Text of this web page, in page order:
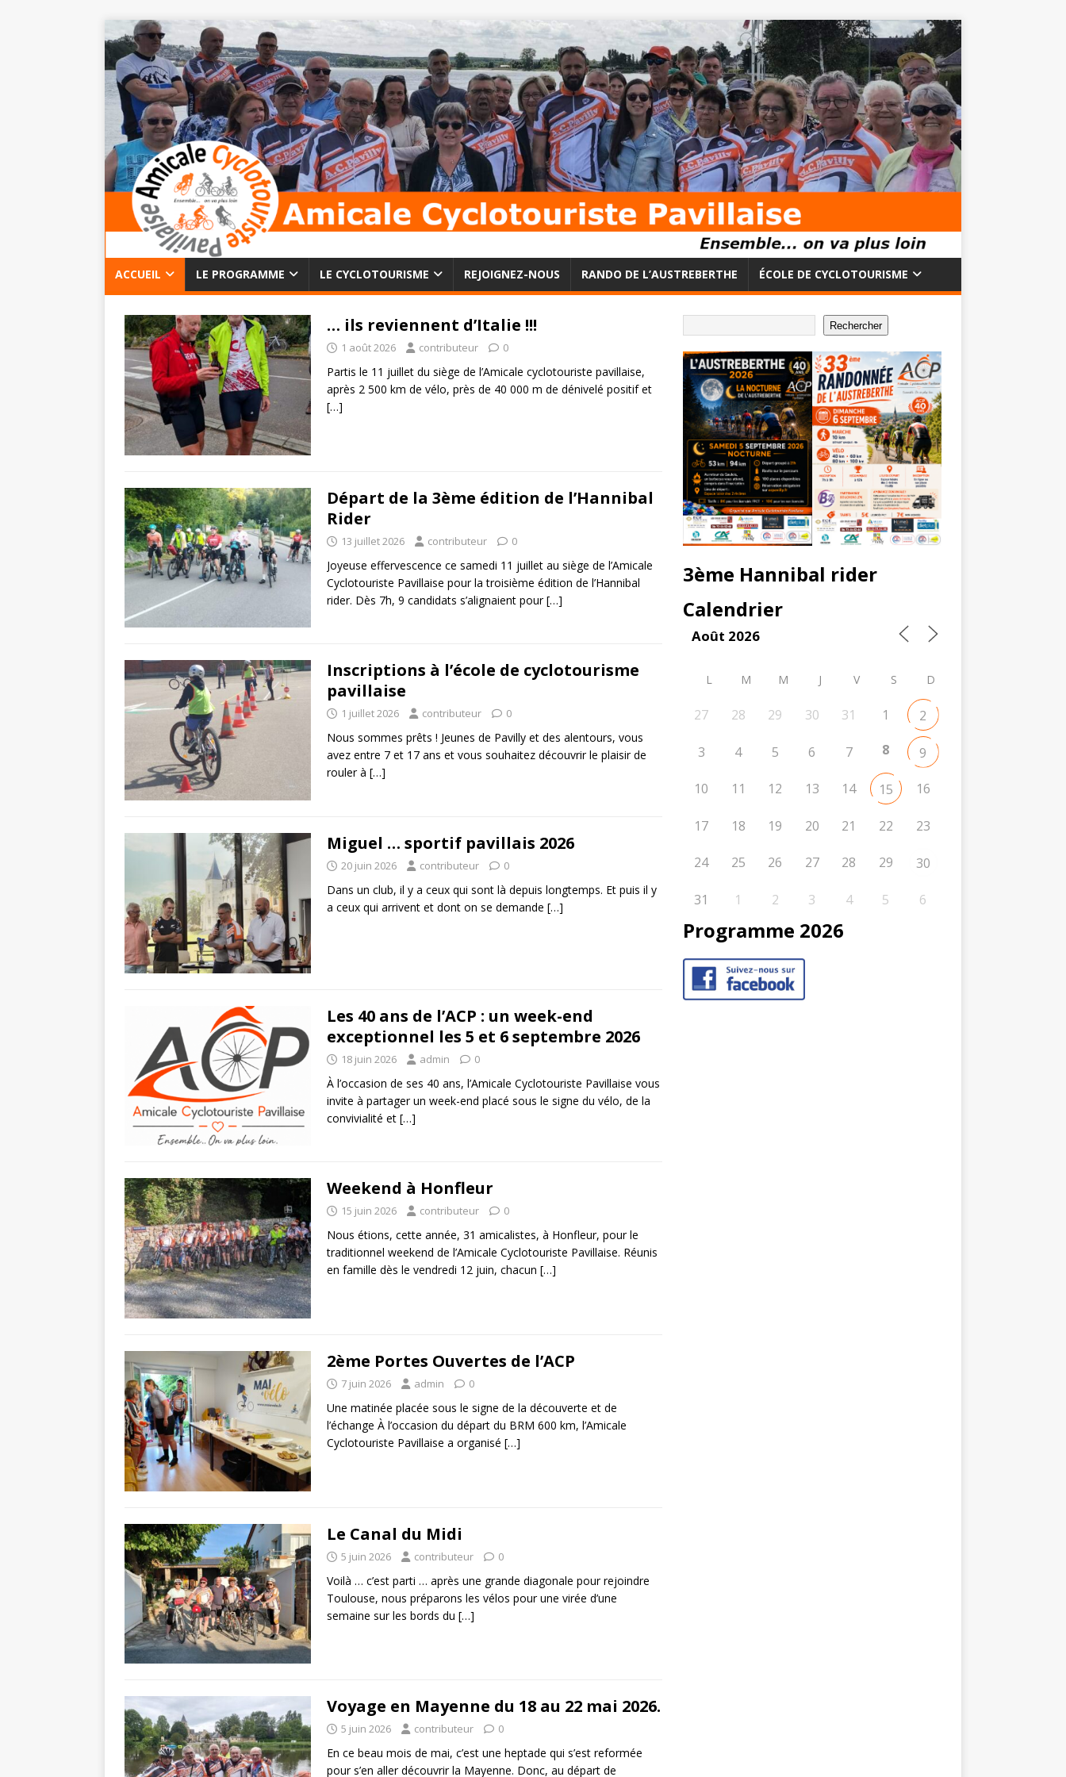
ACCUEIL LE PROGRAMME LE CYCLOTOURISME REJOIGNEZ-NOUS RANDO DE L’AUSTREBERTHE ÉCOLE DE CYCLOTOURISME
… ils reviennent d’Italie !!!
1 août 2026 contributeur 0
Partis le 11 juillet du siège de l’Amicale cyclotouriste pavillaise,
après 2 500 km de vélo, près de 40 000 m de dénivelé positif et
[…]
Départ de la 3ème édition de l’Hannibal
Rider
13 juillet 2026 contributeur 0
Joyeuse effervescence ce samedi 11 juillet au siège de l’Amicale
Cyclotouriste Pavillaise pour la troisième édition de l’Hannibal
rider. Dès 7h, 9 candidats s’alignaient pour[…]
Inscriptions à l’école de cyclotourisme
pavillaise
1 juillet 2026 contributeur 0
Nous sommes prêts ! Jeunes de Pavilly et des alentours, vous
avez entre 7 et 17 ans et vous souhaitez découvrir le plaisir de
rouler à […]
Miguel … sportif pavillais 2026
20 juin 2026 contributeur 0
Dans un club, il y a ceux qui sont là depuis longtemps. Et puis il y
a ceux qui arrivent et dont on se demande […]
Les 40 ans de l’ACP : un week-end
exceptionnel les 5 et 6 septembre 2026
18 juin 2026 admin 0
À l’occasion de ses 40 ans, l’Amicale Cyclotouriste Pavillaise vous
invite à partager un week-end placé sous le signe du vélo, de la
convivialité et […]
Weekend à Honfleur
15 juin 2026 contributeur 0
Nous étions, cette année, 31 amicalistes, à Honfleur, pour le
traditionnel weekend de l’Amicale Cyclotouriste Pavillaise. Réunis
en famille dès le vendredi 12 juin, chacun […]
2ème Portes Ouvertes de l’ACP
7 juin 2026 admin 0
Une matinée placée sous le signe de la découverte et de
l’échange À l’occasion du départ du BRM 600 km, l’Amicale
Cyclotouriste Pavillaise a organisé […]
Le Canal du Midi
5 juin 2026 contributeur 0
Voilà … c’est parti … après une grande diagonale pour rejoindre
Toulouse, nous préparons les vélos pour une virée d’une
semaine sur les bords du […]
Voyage en Mayenne du 18 au 22 mai 2026.
5 juin 2026 contributeur 0
En ce beau mois de mai, c’est une heptade qui s’est reformée
pour s’en aller découvrir la Mayenne. Donc, au départ de
Rechercher
3ème Hannibal rider
Calendrier
Août 2026
L M M J V S D
27 28 29 30 31 1 2
3 4 5 6 7 8 9
10 11 12 13 14 15 16
17 18 19 20 21 22 23
24 25 26 27 28 29 30
31 1 2 3 4 5 6
Programme 2026